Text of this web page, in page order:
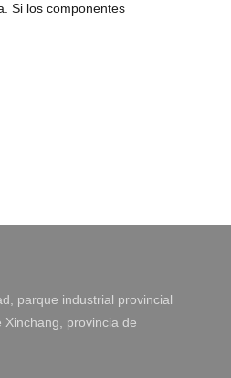
Si los componentes
parque industrial provincial
provincia de